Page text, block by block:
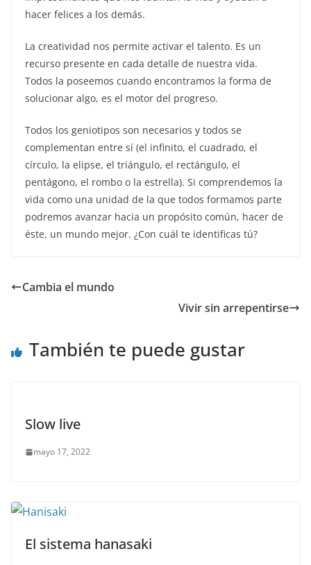
hacer felices a los demás.
La creatividad nos permite activar el talento. Es un
recurso presente en cada detalle de nuestra vida.
Todos la poseemos cuando encontramos la forma de
solucionar algo, es el motor del progreso.
Todos los geniotipos son necesarios y todos se
complementan entre sí (el infinito, el cuadrado, el
círculo, la elipse, el triángulo, el rectángulo, el
pentágono, el rombo o la estrella). Si comprendemos la
vida como una unidad de la que todos formamos parte
podremos avanzar hacia un propósito común, hacer de
éste, un mundo mejor. ¿Con cuál te identificas tú?
Cambia el mundo
Vivir sin arrepentirse
También te puede gustar
Slow live
mayo 17, 2022
El sistema hanasaki